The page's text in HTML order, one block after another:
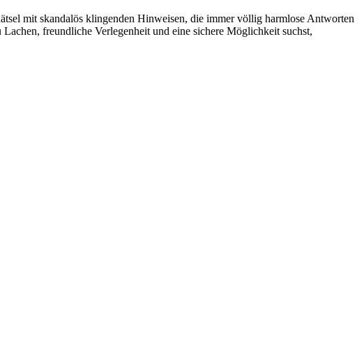
mit skandalös klingenden Hinweisen, die immer völlig harmlose Antworten
freundliche Verlegenheit und eine sichere Möglichkeit suchst,